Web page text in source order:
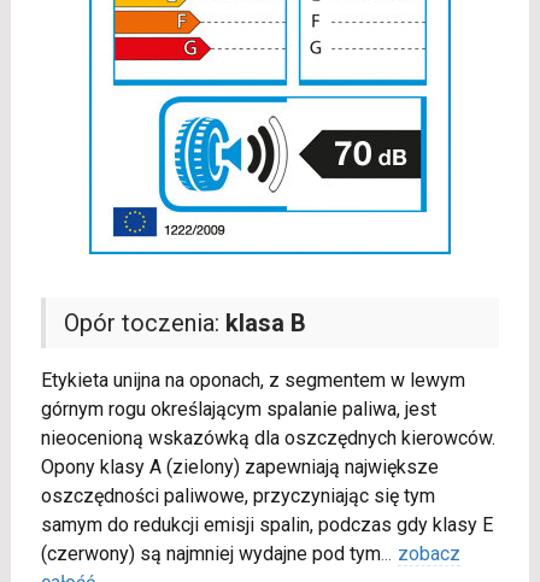
Opór toczenia: klasa B
Etykieta unijna na oponach, z segmentem w lewym
górnym rogu określającym spalanie paliwa, jest
nieocenioną wskazówką dla oszczędnych kierowców.
Opony klasy A (zielony) zapewniają największe
oszczędności paliwowe, przyczyniając się tym
samym do redukcji emisji spalin, podczas gdy klasy E
(czerwony) są najmniej wydajne pod tym... zobacz